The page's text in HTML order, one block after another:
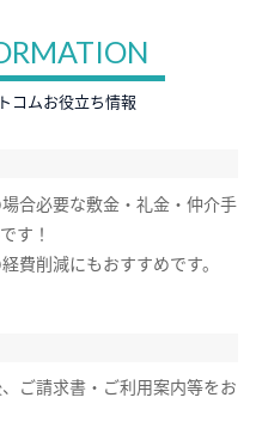
コムお役立ち情報
合必要な敷金・礼金・仲介手
す！
費削減にもおすすめです。
ご請求書・ご利用案内等をお